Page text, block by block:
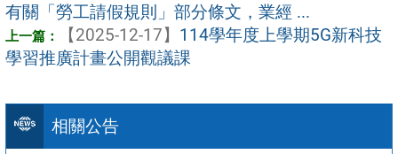
相關公告
有關「勞工請假規則」部分條文，業經 ...
【2025-12-17】 114學年度上學期5G新科技
學習推廣計畫公開觀議課